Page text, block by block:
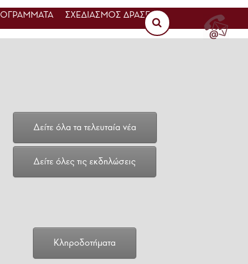
ΣΧΕΔΙΑΣΜΟΣ ΔΡΑΣΕΩΝ
Δείτε όλα τα τελευταία νέα
Δείτε όλες τις εκδηλώσεις
Κληροδοτήματα